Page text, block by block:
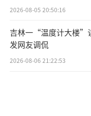
2026-08-05 20:50:16
吉林一“温度计大楼”
发网友调侃
2026-08-06 21:22:53